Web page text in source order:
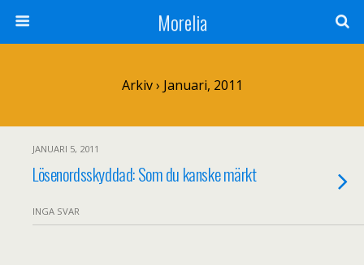
Morelia
Arkiv › Januari, 2011
JANUARI 5, 2011
Lösenordsskyddad: Som du kanske märkt
INGA SVAR